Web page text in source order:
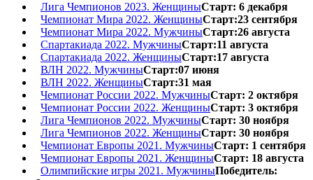
Лига Чемпионов 2023. ЖенщиныСтарт: 6 декабря
Чемпионат Мира 2022. ЖенщиныСтарт:23 сентября
Чемпионат Мира 2022. МужчиныСтарт:26 августа
Спартакиада 2022. МужчиныСтарт:11 августа
Спартакиада 2022. ЖенщиныСтарт:17 августа
ВЛН 2022. МужчиныСтарт:07 июня
ВЛН 2022. ЖенщиныСтарт:31 мая
Чемпионат России 2022. МужчиныСтарт: 2 октября
Чемпионат России 2022. ЖенщиныСтарт: 3 октября
Лига Чемпионов 2022. МужчиныСтарт: 30 ноября
Лига Чемпионов 2022. ЖенщиныСтарт: 30 ноября
Чемпионат Европы 2021. МужчиныСтарт: 1 сентября
Чемпионат Европы 2021. ЖенщиныСтарт: 18 августа
Олимпийские игры 2021. МужчиныПобедитель: